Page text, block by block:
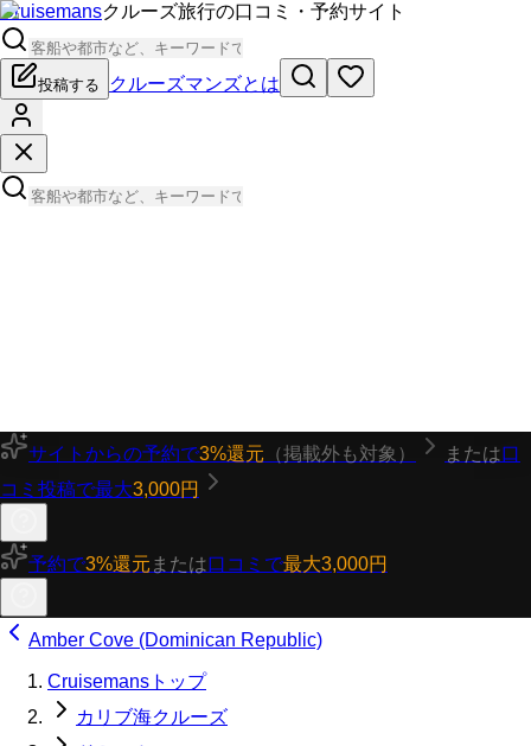
Cruisemansクルーズ旅行の口コミ・予約サイト
投稿する クルーズマンズとは
サイトからの予約で3%還元 （掲載外も対象） または口
コミ投稿で最大3,000円
予約で3%還元 または口コミで最大3,000円
Amber Cove (Dominican Republic)
Cruisemansトップ
カリブ海クルーズ